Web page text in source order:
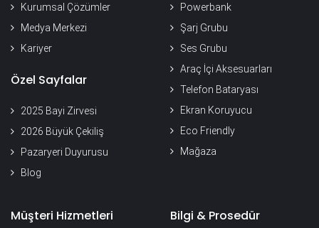
Kurumsal Çözümler
Medya Merkezi
Kariyer
Özel Sayfalar
2025 Bayi Zirvesi
2026 Büyük Çekiliş
Pazaryeri Duyurusu
Blog
Powerbank
Şarj Grubu
Ses Grubu
Araç İçi Aksesuarları
Telefon Bataryası
Ekran Koruyucu
Eco Friendly
Mağaza
Müşteri Hizmetleri Bilgi & Prosedür